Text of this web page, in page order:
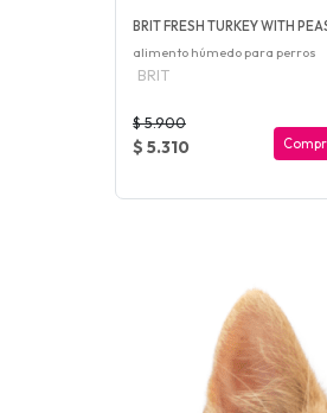
BRIT FRESH TURKEY WITH
alimento húmedo para perros
BRIT
$ 5.900
$ 5.310